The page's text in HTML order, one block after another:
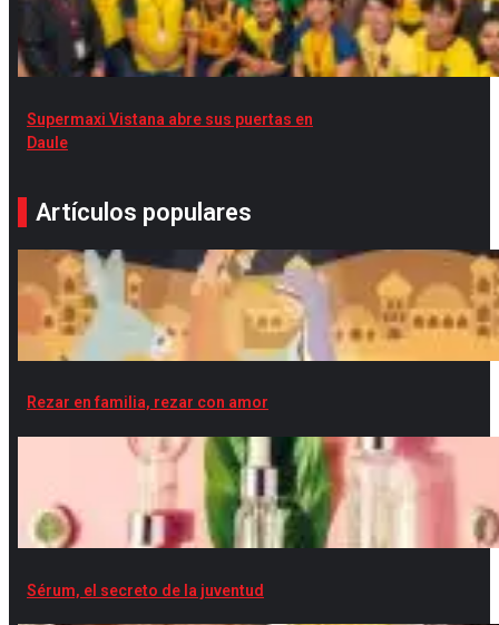
Supermaxi Vistana abre sus puertas en
Daule
Artículos populares
Rezar en familia, rezar con amor
Sérum, el secreto de la juventud